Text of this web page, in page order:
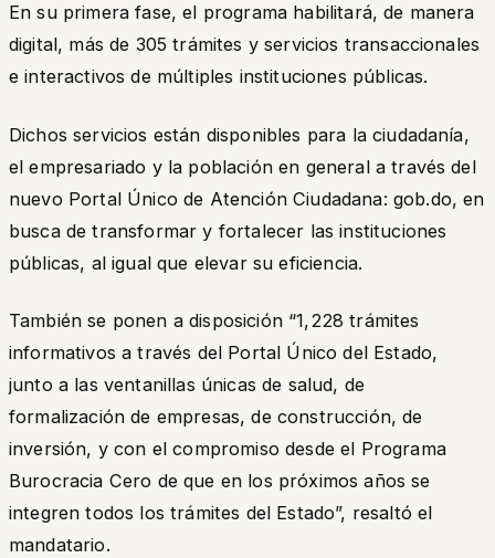
En su primera fase, el programa habilitará, de manera
digital, más de 305 trámites y servicios transaccionales
e interactivos de múltiples instituciones públicas.
Dichos servicios están disponibles para la ciudadanía,
el empresariado y la población en general a través del
nuevo Portal Único de Atención Ciudadana: gob.do, en
busca de transformar y fortalecer las instituciones
públicas, al igual que elevar su eficiencia.
También se ponen a disposición “1,228 trámites
informativos a través del Portal Único del Estado,
junto a las ventanillas únicas de salud, de
formalización de empresas, de construcción, de
inversión, y con el compromiso desde el Programa
Burocracia Cero de que en los próximos años se
integren todos los trámites del Estado”, resaltó el
mandatario.